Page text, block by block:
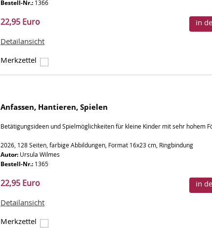
Bestell-Nr.: 1366
22,95 Euro
in
Detailansicht
Merkzettel
Anfassen, Hantieren, Spielen
Betätigungsideen und Spielmöglichkeiten für kleine Kinder mit sehr hohem
2026, 128 Seiten, farbige Abbildungen, Format 16x23 cm, Ringbindung
Autor: Ursula Wilmes
Bestell-Nr.: 1365
22,95 Euro
in
Detailansicht
Merkzettel